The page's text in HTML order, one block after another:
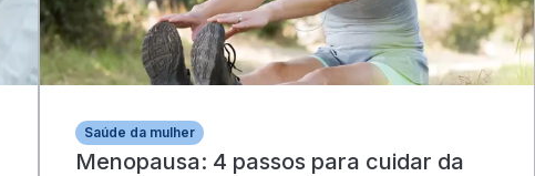
Saúde da mulher
Menopausa: 4 passos para cuidar da